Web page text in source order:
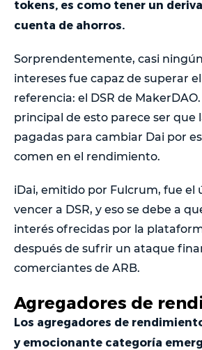
tokens, es como tener un
cuenta de ahorros.
Sorprendentemente, casi
intereses fue capaz de superar
referencia: el DSR de
principal de esto parece ser que
pagadas para cambiar Dai por
comen en el rendimiento.
iDai, emitido por Fulcrum, fue el
vencer a DSR, y eso se debe a
interés ofrecidas por la
después de sufrir un ataque
comerciantes de ARB.
Agregadores de
Los agregadores de
y emocionante categoría